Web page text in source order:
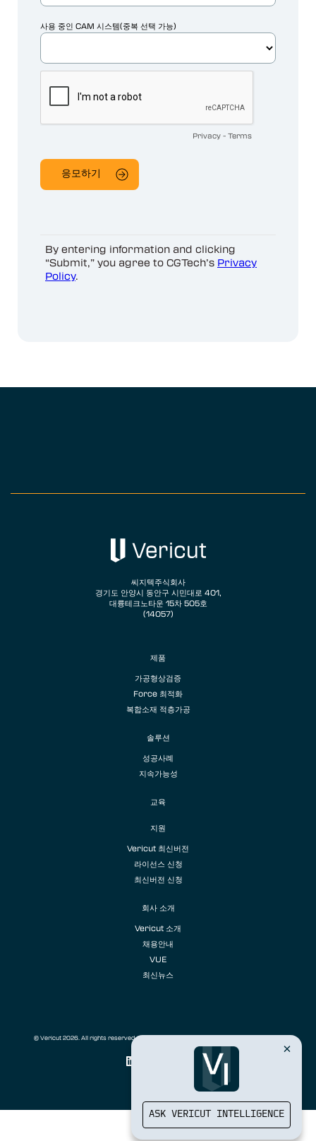
씨지텍주식회사
경기도 안양시 동안구 시민대로 401,
대륭테크노타운 15차 505호
(14057)
제품
가공형상검증
Force 최적화
복합소재 적층가공
솔루션
성공사례
지속가능성
교육
지원
Vericut 최신버전
라이선스 신청
최신버전 신청
회사 소개
Vericut 소개
채용안내
VUE
최신뉴스
© Vericut 2026. All rights reserved. Vericut은 CGTech의 등록상표입니다.개인정보처리방침
ASK VERICUT INTELLIGENCE